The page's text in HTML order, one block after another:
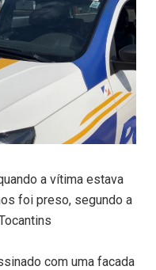
a vítima estava
foi preso, segundo a
com uma facada